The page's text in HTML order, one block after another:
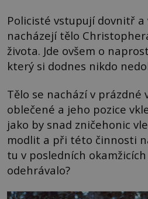
Policisté vstupují dovnitř a
nacházejí tělo
života. Jde ovšem o
který si dodnes nikdo
Tělo se nachází v prázdné
oblečené a jeho pozice
jako by snad zničehonic
modlit a při této činnosti
tu v posledních
odehrávalo?